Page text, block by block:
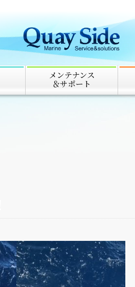
メンテナンス
＆サポート